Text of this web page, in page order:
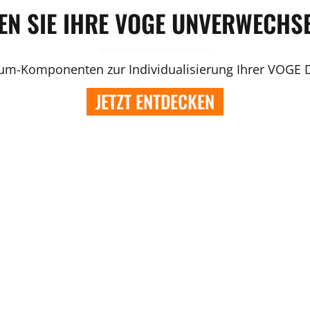
SIE IHRE VOGE
Komponenten zur Individualisierung Ihrer VOGE
JETZT ENTDECKEN